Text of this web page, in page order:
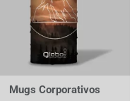
Mugs Corporativos